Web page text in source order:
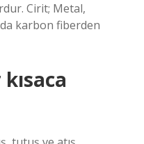
Cirit; Metal,
karbon fiberden